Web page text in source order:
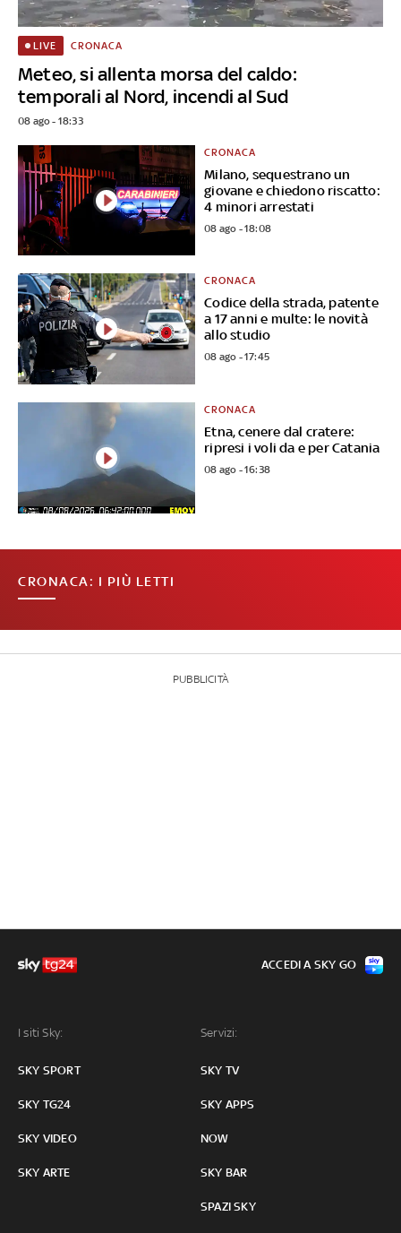
Meteo, si allenta morsa del caldo:
temporali al Nord, incendi al Sud
LIVE CRONACA
08 ago - 18:33
Milano, sequestrano un
giovane e chiedono riscatto:
4 minori arrestati
CRONACA
08 ago - 18:08
Codice della strada, patente
a 17 anni e multe: le novità
allo studio
CRONACA
08 ago - 17:45
Etna, cenere dal cratere:
ripresi i voli da e per Catania
CRONACA
08 ago - 16:38
CRONACA: I PIÙ LETTI
PUBBLICITÀ
I siti Sky:
SKY SPORT
SKY TG24
SKY VIDEO
SKY ARTE
Servizi:
SKY TV
SKY APPS
NOW
SKY BAR
SPAZI SKY
ACCEDI A SKY GO